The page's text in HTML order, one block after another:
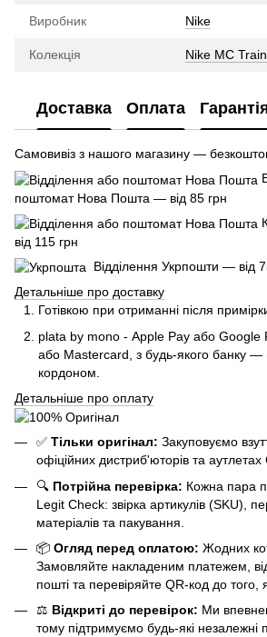
Виробник Nike
Колекція Nike MC
Доставка Оплата
Самовивіз з нашого магазину —
поштомат Нова Пошта — від 85 грн
від 115 грн
Відділення Укрпошти — від
Детальніше про доставку
Готівкою при отриманні після
plata by mono - Apple Pay або Google
або Mastercard, з будь-якого банку —
кордоном.
Детальніше про оплату
✅ Тільки оригінал: Закуповуємо
офіційних дистриб'юторів та
🔍 Потрійна перевірка: Кожна пара
Legit Check: звірка артикулів (SKU),
матеріалів та пакування.
📦 Огляд перед оплатою: Жодних
Замовляйте накладеним платежем,
пошті та перевіряйте QR-код до того,
⚖️ Відкриті до перевірок: Ми
тому підтримуємо будь-які незалежні